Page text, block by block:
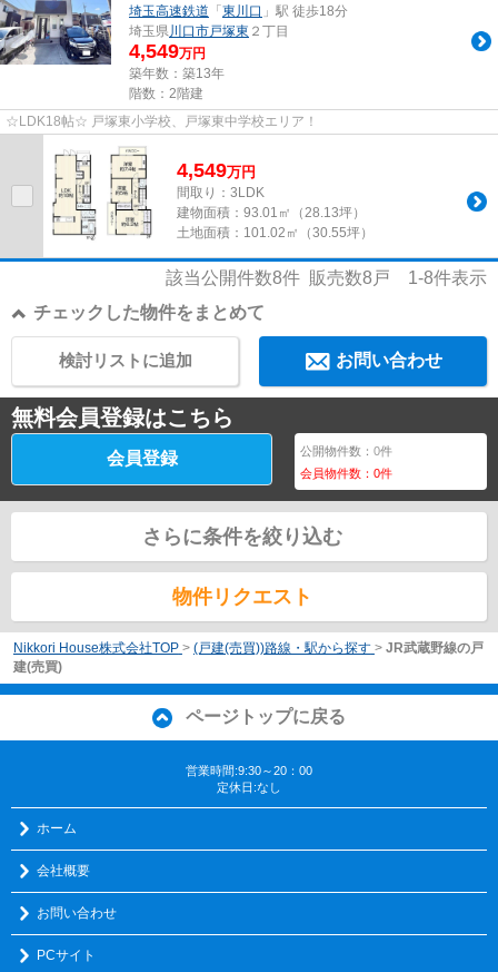
埼玉高速鉄道 「 東川口 」駅 徒歩18分
埼玉県川口市戸塚東 ２丁目
4,549万円
築年数：築13年
階数：2階建
☆LDK18帖☆ 戸塚東小学校、戸塚東中学校エリア！
4,549万円
間取り：3LDK
建物面積： 93.01㎡（28.13坪）
土地面積： 101.02㎡（30.55坪）
該当公開件数8件 販売数8 戸 1-8件表示
チェックした物件をまとめて
お問い合わせ
検討リストに追加
無料会員登録はこちら
会員登録 公開物件数：0件
会員物件数：0件
さらに条件を絞り込む
物件リクエスト
Nikkori House株式会社TOP > (戸建(売買))路線・駅から探す > JR武蔵野線の戸
建(売買)
ページトップに戻る
営業時間:9:30～20：00
定休日:なし
ホーム
会社概要
お問い合わせ
PCサイト